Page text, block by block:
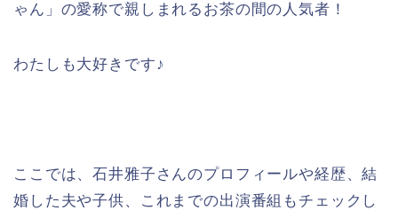
ゃん」の愛称で親しまれるお茶の間の人気者！
わたしも大好きです♪
ここでは、石井雅子さんのプロフィールや経歴、結
婚した夫や子供、これまでの出演番組もチェックし